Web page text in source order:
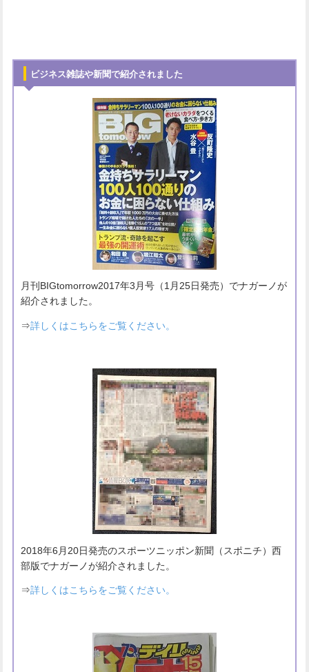
ビジネス雑誌や新聞で紹介されました
月刊BIGtomorrow2017年3月号（1月25日発売）でナガーノが
紹介されました。
⇒詳しくはこちらをご覧ください。
2018年6月20日発売のスポーツニッポン新聞（スポニチ）西
部版でナガーノが紹介されました。
⇒詳しくはこちらをご覧ください。